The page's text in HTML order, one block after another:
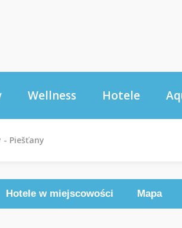
Wellness Hotele
- Piešťany
Hotele w miejscowości Mapa